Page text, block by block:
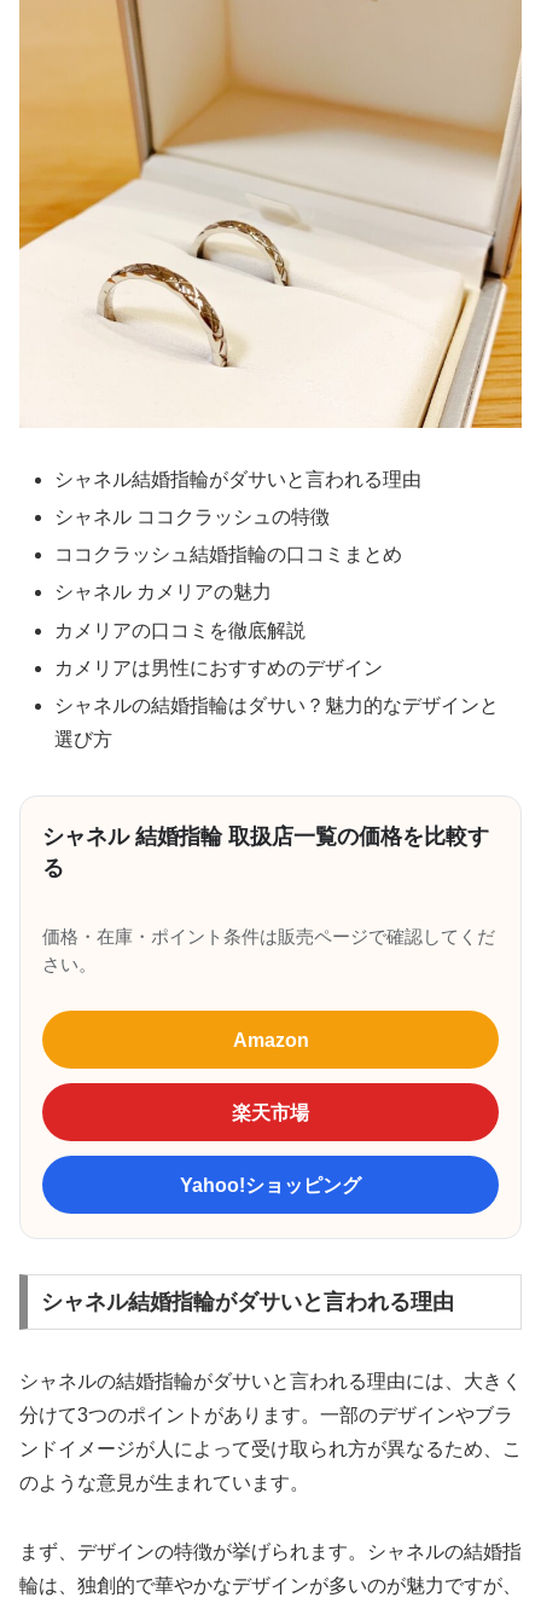
シャネル結婚指輪がダサいと言われる理由
シャネル ココクラッシュの特徴
ココクラッシュ結婚指輪の口コミまとめ
シャネル カメリアの魅力
カメリアの口コミを徹底解説
カメリアは男性におすすめのデザイン
シャネルの結婚指輪はダサい？魅力的なデザインと
選び方
シャネル 結婚指輪 取扱店一覧の価格を比較す
る
価格・在庫・ポイント条件は販売ページで確認してくだ
さい。
Amazon
楽天市場
Yahoo!ショッピング
シャネル結婚指輪がダサいと言われる理由
シャネルの結婚指輪がダサいと言われる理由には、大きく
分けて3つのポイントがあります。一部のデザインやブラ
ンドイメージが人によって受け取られ方が異なるため、こ
のような意見が生まれています。
まず、デザインの特徴が挙げられます。シャネルの結婚指
輪は、独創的で華やかなデザインが多いのが魅力ですが、